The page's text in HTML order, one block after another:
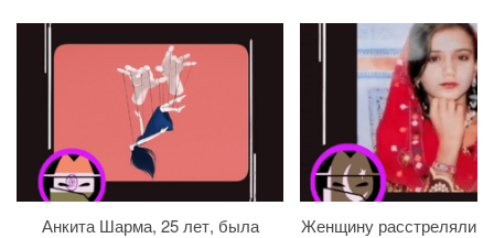
Анкита Шарма, 25 лет, была
Женщину расстреляли